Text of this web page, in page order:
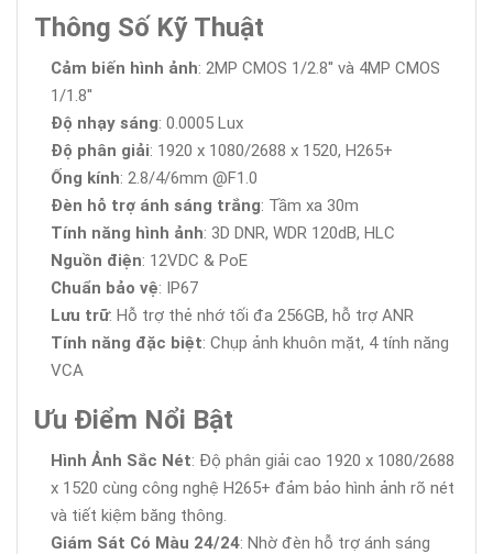
Thông Số Kỹ Thuật
Cảm biến hình ảnh: 2MP CMOS 1/2.8'' và 4MP CMOS
1/1.8''
Độ nhạy sáng: 0.0005 Lux
Độ phân giải: 1920 x 1080/2688 x 1520, H265+
Ống kính: 2.8/4/6mm @F1.0
Đèn hỗ trợ ánh sáng trắng: Tầm xa 30m
Tính năng hình ảnh: 3D DNR, WDR 120dB, HLC
Nguồn điện: 12VDC & PoE
Chuẩn bảo vệ: IP67
Lưu trữ: Hỗ trợ thẻ nhớ tối đa 256GB, hỗ trợ ANR
Tính năng đặc biệt: Chụp ảnh khuôn mặt, 4 tính năng
VCA
Ưu Điểm Nổi Bật
Hình Ảnh Sắc Nét: Độ phân giải cao 1920 x 1080/2688
x 1520 cùng công nghệ H265+ đảm bảo hình ảnh rõ nét
và tiết kiệm băng thông.
Giám Sát Có Màu 24/24: Nhờ đèn hỗ trợ ánh sáng